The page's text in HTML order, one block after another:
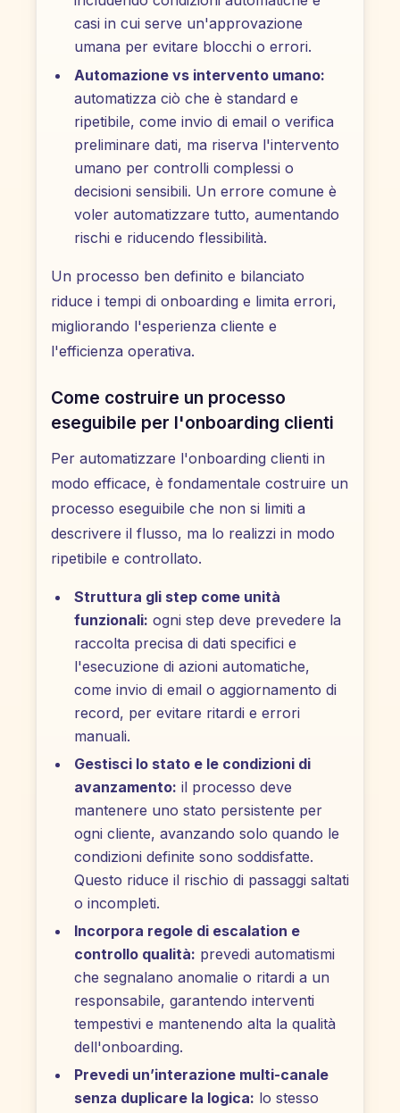
casi in cui serve un'approvazione
umana per evitare blocchi o errori.
Automazione vs intervento umano:
automatizza ciò che è standard e
ripetibile, come invio di email o verifica
preliminare dati, ma riserva l'intervento
umano per controlli complessi o
decisioni sensibili. Un errore comune è
voler automatizzare tutto, aumentando
rischi e riducendo flessibilità.
Un processo ben definito e bilanciato
riduce i tempi di onboarding e limita errori,
migliorando l'esperienza cliente e
l'efficienza operativa.
Come costruire un processo
eseguibile per l'onboarding clienti
Per automatizzare l'onboarding clienti in
modo efficace, è fondamentale costruire un
processo eseguibile che non si limiti a
descrivere il flusso, ma lo realizzi in modo
ripetibile e controllato.
Struttura gli step come unità
funzionali: ogni step deve prevedere la
raccolta precisa di dati specifici e
l'esecuzione di azioni automatiche,
come invio di email o aggiornamento di
record, per evitare ritardi e errori
manuali.
Gestisci lo stato e le condizioni di
avanzamento: il processo deve
mantenere uno stato persistente per
ogni cliente, avanzando solo quando le
condizioni definite sono soddisfatte.
Questo riduce il rischio di passaggi saltati
o incompleti.
Incorpora regole di escalation e
controllo qualità: prevedi automatismi
che segnalano anomalie o ritardi a un
responsabile, garantendo interventi
tempestivi e mantenendo alta la qualità
dell'onboarding.
Prevedi un’interazione multi-canale
senza duplicare la logica: lo stesso